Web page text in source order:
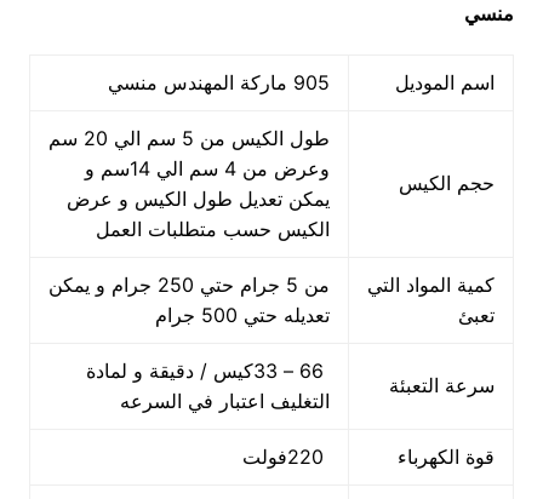
منسي
اسم الموديل 905 ماركة المهندس منسي
حجم الكيس
طول الكيس من 5 سم الي 20 سم
وعرض من 4 سم الي 14سم و
يمكن تعديل طول الكيس و عرض
الكيس حسب متطلبات العمل
كمية المواد التي
تعبئ
من 5 جرام حتي 250 جرام و يمكن
تعديله حتي 500 جرام
سرعة التعبئة
66 – 33كيس / دقيقة و لمادة
التغليف اعتبار في السرعه
قوة الكهرباء